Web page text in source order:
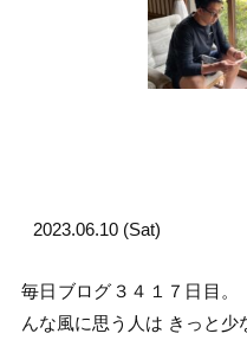
2023.06.10 (Sat)
毎日ブログ３４１７日
んな風に思う人は きっと